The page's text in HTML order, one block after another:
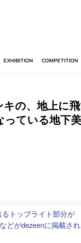
の、地上に
ている地下
トップライト部分が
どがdezeenに掲載され